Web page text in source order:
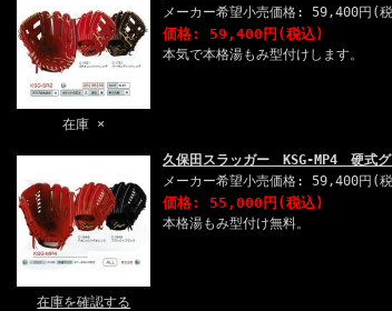
在庫 ×
メーカー希望小売価格: 59,400円(
価格: 59,400円(税込)
本気で本格湯もみ型付けします。
在庫を確認する
久保田スラッガー KSG-MP4 硬式
メーカー希望小売価格: 59,400円(
価格: 55,000円(税込)
本格湯もみ型付け無料。